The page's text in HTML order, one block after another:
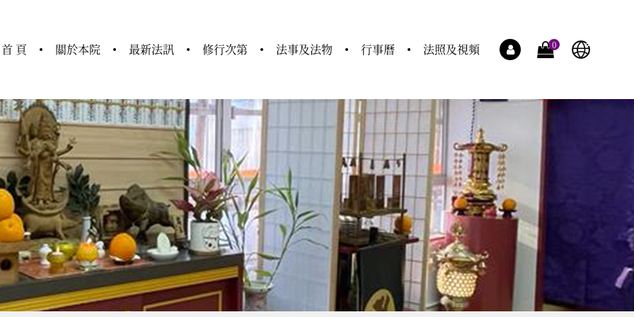
首 頁 關於本院 最新法訊 修行次第 法事及法物 行事曆 法照及視頻 0